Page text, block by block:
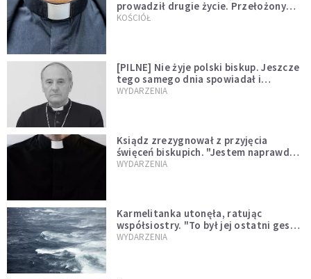
prowadził drugie życie. Przełożony
kazał mu opuścić zakon
KOŚCIÓŁ
[PILNE] Nie żyje polski biskup. Jeszcze
tego samego dnia spowiadał i
sprawował Mszę świętą
WYDARZENIA
Ksiądz zrezygnował z przyjęcia
święceń biskupich. "Jestem naprawdę
niegodny"
WYDARZENIA
Karmelitanka utonęła, ratując
współsiostry. "To był jej ostatni gest
miłości"
WYDARZENIA